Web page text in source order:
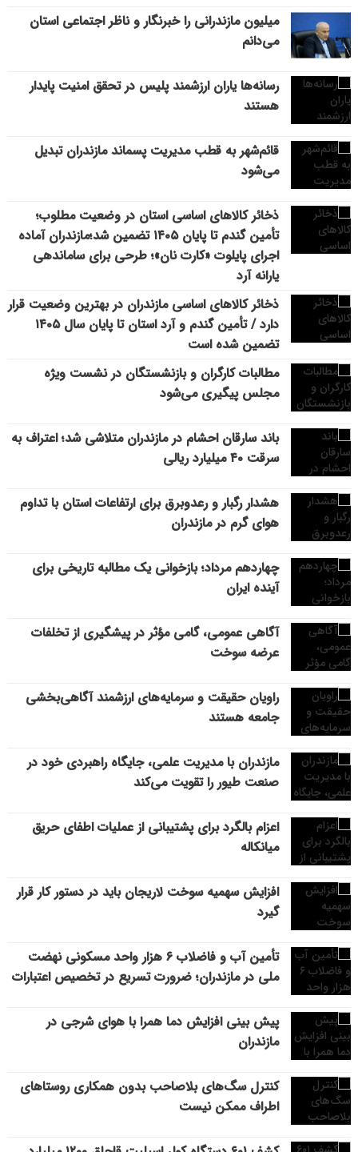
میلیون مازندرانی را خبرنگار و ناظر اجتماعی استان
می‌دانم
رسانه‌ها یاران ارزشمند پلیس در تحقق امنیت پایدار
هستند
قائم‌شهر به قطب مدیریت پسماند مازندران تبدیل
می‌شود
ذخائر کالاهای اساسی استان در وضعیت مطلوب؛
تأمین گندم تا پایان ۱۴۰۵ تضمین شد؛مازندران آماده
اجرای پایلوت «کارت نان»؛ طرحی برای ساماندهی
یارانه آرد
ذخائر کالاهای اساسی مازندران در بهترین وضعیت قرار
دارد / تأمین گندم و آرد استان تا پایان سال ۱۴۰۵
تضمین شده است
مطالبات کارگران و بازنشستگان در نشست ویژه
مجلس پیگیری می‌شود
باند سارقان احشام در مازندران متلاشی شد؛ اعتراف به
سرقت ۴۰ میلیارد ریالی
هشدار رگبار و رعدوبرق برای ارتفاعات استان با تداوم
هوای گرم در مازندران
چهاردهم مرداد؛ بازخوانی یک مطالبه تاریخی برای
آینده ایران
آگاهی عمومی، گامی مؤثر در پیشگیری از تخلفات
عرضه سوخت
راویان حقیقت و سرمایه‌های ارزشمند آگاهی‌بخشی
جامعه هستند
مازندران با مدیریت علمی، جایگاه راهبردی خود در
صنعت طیور را تقویت می‌کند
اعزام بالگرد برای پشتیبانی از عملیات اطفای حریق
میانکاله
افزایش سهمیه سوخت لاریجان باید در دستور کار قرار
گیرد
تأمین آب و فاضلاب ۶ هزار واحد مسکونی نهضت
ملی در مازندران؛ ضرورت تسریع در تخصیص اعتبارات
پیش بینی افزایش دما همرا با هوای شرجی در
مازندران
کنترل سگ‌های بلاصاحب بدون همکاری روستاهای
اطراف ممکن نیست